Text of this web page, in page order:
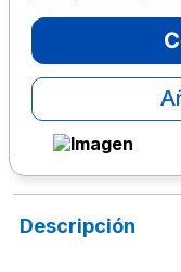
Descripción